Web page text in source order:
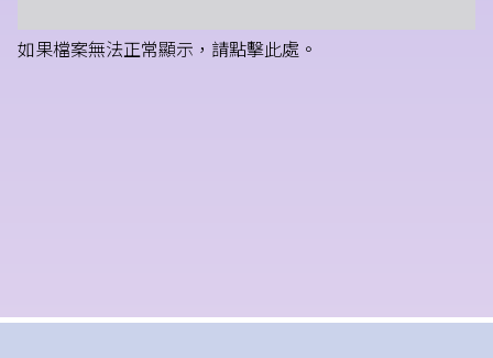
如果檔案無法正常顯示，請點擊此處。